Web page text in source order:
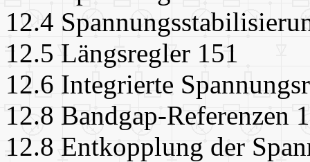
12.4
12.5 Längsregler 151
12.6 Integrierte
12.8 Bandgap-Referenzen
12.8 Entkopplung der